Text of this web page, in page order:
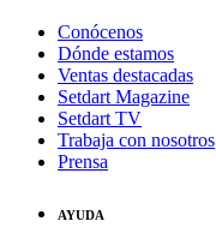
Conócenos
Dónde estamos
Ventas destacadas
Setdart Magazine
Setdart TV
Trabaja con nosotros
Prensa
AYUDA